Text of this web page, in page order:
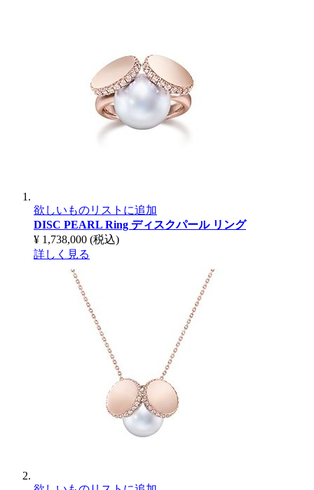
欲しいものリストに追加
DISC PEARL Ring ディスクパール リング
¥ 1,738,000 (税込)
詳しく見る